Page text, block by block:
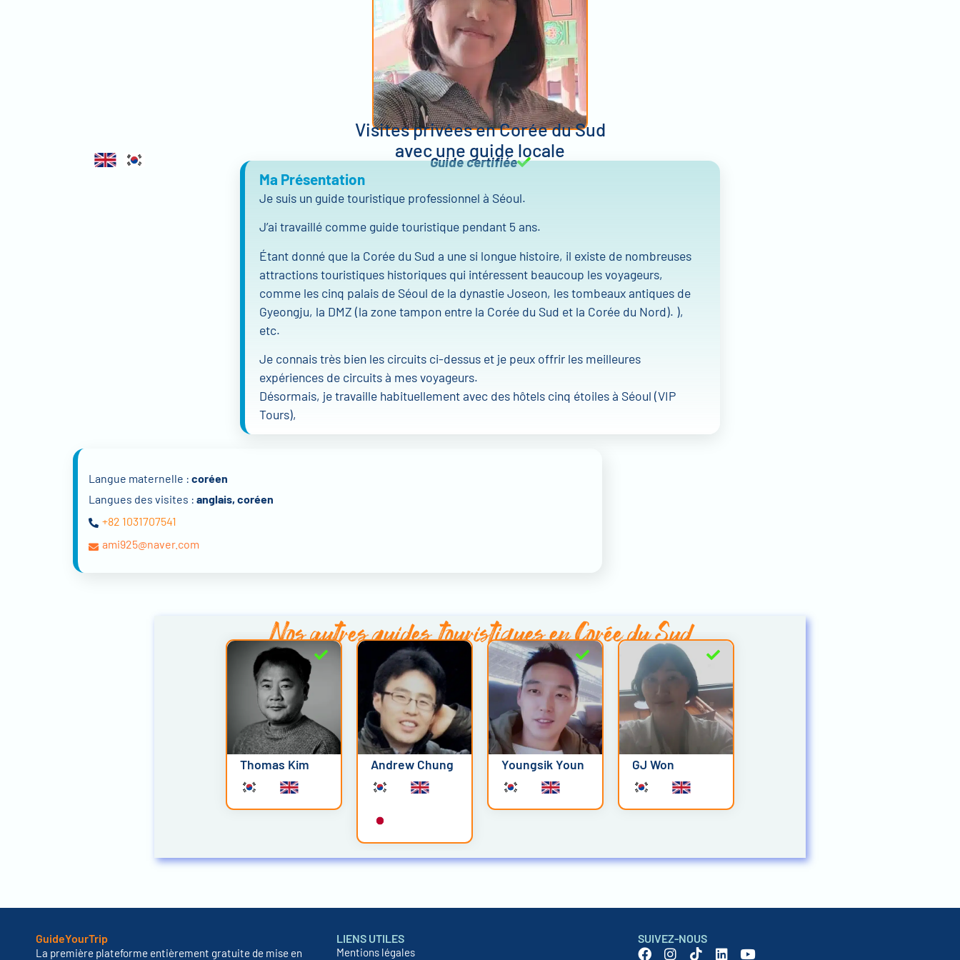
Visites privées en Corée du Sud
avec une guide locale
Guide certifiée
Ma Présentation
Je suis un guide touristique professionnel à Séoul.
J’ai travaillé comme guide touristique pendant 5 ans.
Étant donné que la Corée du Sud a une si longue histoire, il existe de nombreuses
attractions touristiques historiques qui intéressent beaucoup les voyageurs,
comme les cinq palais de Séoul de la dynastie Joseon, les tombeaux antiques de
Gyeongju, la DMZ (la zone tampon entre la Corée du Sud et la Corée du Nord). ),
etc.
Je connais très bien les circuits ci-dessus et je peux offrir les meilleures
expériences de circuits à mes voyageurs.
Désormais, je travaille habituellement avec des hôtels cinq étoiles à Séoul (VIP
Tours),
Langue maternelle : coréen
Langues des visites : anglais, coréen
+82 1031707541
ami925@naver.com
Nos autresguides touristiques en Corée du Sud
Thomas Kim Andrew Chung Youngsik Youn GJ Won
GuideYourTrip
La première plateforme entièrement gratuite de mise en
LIENS UTILES
Mentions légales
SUIVEZ-NOUS